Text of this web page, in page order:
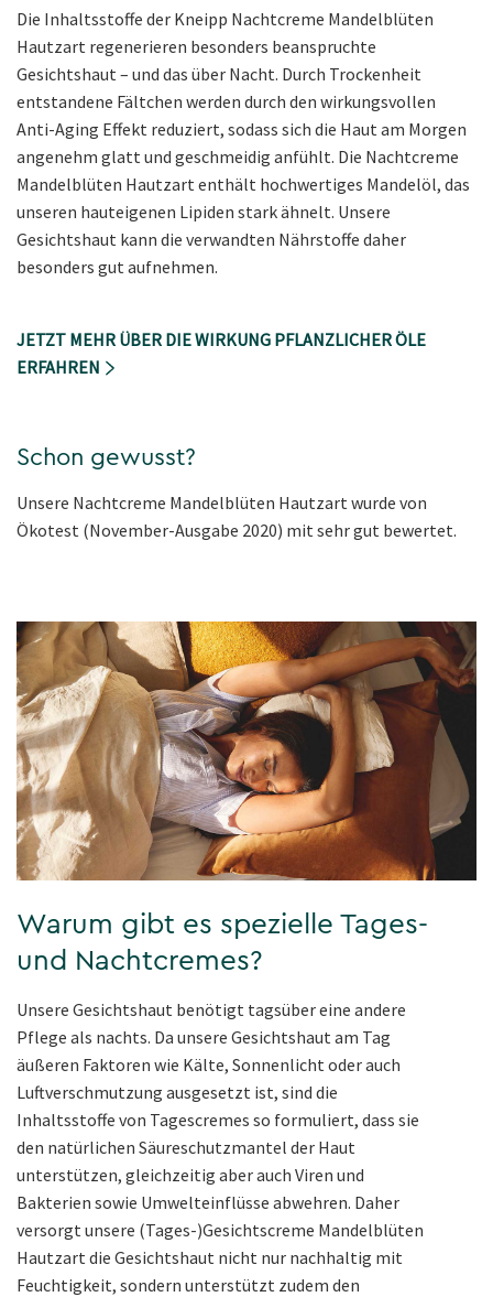
Die Inhaltsstoffe der Kneipp Nachtcreme Mandelblüten
Hautzart regenerieren besonders beanspruchte
Gesichtshaut – und das über Nacht. Durch Trockenheit
entstandene Fältchen werden durch den wirkungsvollen
Anti-Aging Effekt reduziert, sodass sich die Haut am Morgen
angenehm glatt und geschmeidig anfühlt. Die Nachtcreme
Mandelblüten Hautzart enthält hochwertiges Mandelöl, das
unseren hauteigenen Lipiden stark ähnelt. Unsere
Gesichtshaut kann die verwandten Nährstoffe daher
besonders gut aufnehmen.
JETZT MEHR ÜBER DIE WIRKUNG PFLANZLICHER ÖLE
ERFAHREN
Schon gewusst?
Unsere Nachtcreme Mandelblüten Hautzart wurde von
Ökotest (November-Ausgabe 2020) mit sehr gut bewertet.
Warum gibt es spezielle Tages-
und Nachtcremes?
Unsere Gesichtshaut benötigt tagsüber eine andere
Pflege als nachts. Da unsere Gesichtshaut am Tag
äußeren Faktoren wie Kälte, Sonnenlicht oder auch
Luftverschmutzung ausgesetzt ist, sind die
Inhaltsstoffe von Tagescremes so formuliert, dass sie
den natürlichen Säureschutzmantel der Haut
unterstützen, gleichzeitig aber auch Viren und
Bakterien sowie Umwelteinflüsse abwehren. Daher
versorgt unsere (Tages-)Gesichtscreme Mandelblüten
Hautzart die Gesichtshaut nicht nur nachhaltig mit
Feuchtigkeit, sondern unterstützt zudem den